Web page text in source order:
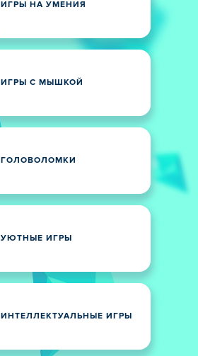
ИГРЫ НА УМЕНИЯ
ИГРЫ С МЫШКОЙ
ГОЛОВОЛОМКИ
УЮТНЫЕ ИГРЫ
ИНТЕЛЛЕКТУАЛЬНЫЕ ИГРЫ